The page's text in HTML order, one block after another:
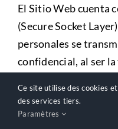
El Sitio Web cuenta
(Secure Socket
personales se
confidencial, al ser
retroalimentación,
encriptada.
Ce site utilise des cookies et
des services tiers.
Paramètres